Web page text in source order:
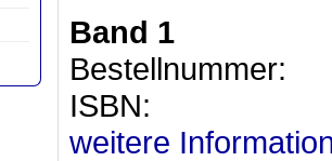
Band 1
ISBN:
weitere